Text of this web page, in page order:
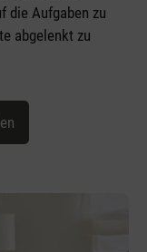
die Aufgaben zu
abgelenkt zu